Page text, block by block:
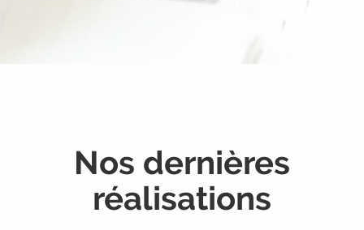
Nos dernières
réalisations